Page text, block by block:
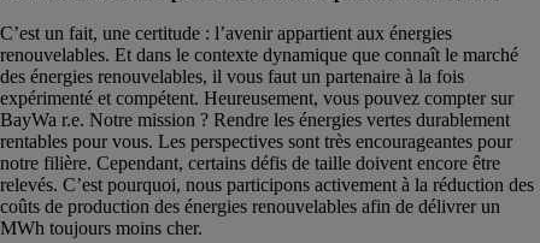
C’est un fait, une certitude : l’avenir appartient aux énergies
renouvelables. Et dans le contexte dynamique que connaît le marché
des énergies renouvelables, il vous faut un partenaire à la fois
expérimenté et compétent. Heureusement, vous pouvez compter sur
BayWa r.e. Notre mission ? Rendre les énergies vertes durablement
rentables pour vous. Les perspectives sont très encourageantes pour
notre filière. Cependant, certains défis de taille doivent encore être
relevés. C’est pourquoi, nous participons activement à la réduction des
coûts de production des énergies renouvelables afin de délivrer un
MWh toujours moins cher.